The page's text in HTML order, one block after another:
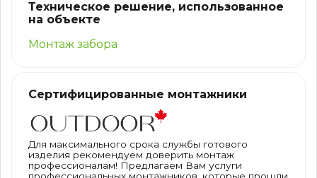
Техническое решение, использованное
на объекте
Монтаж забора
Сертифицированные монтажники
Для максимального срока службы готового
изделия рекомендуем доверить монтаж
профессионалам! Предлагаем Вам услуги